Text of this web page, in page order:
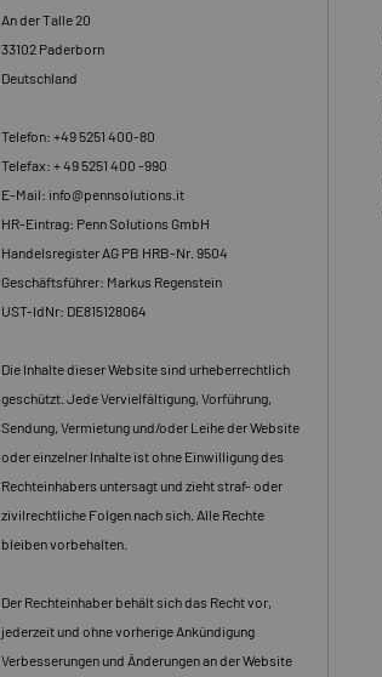
An der Talle 20
33102 Paderborn
Deutschland
Telefon: +49 5251 400-80
Telefax: + 49 5251 400 -990
E-Mail: info@pennsolutions.it
HR-Eintrag: Penn Solutions GmbH
Handelsregister AG PB HRB-Nr. 9504
Geschäftsführer: Markus Regenstein
UST-IdNr: DE815128064
Die Inhalte dieser Website sind urheberrechtlich
geschützt. Jede Vervielfältigung, Vorführung,
Sendung, Vermietung und/oder Leihe der Website
oder einzelner Inhalte ist ohne Einwilligung des
Rechteinhabers untersagt und zieht straf- oder
zivilrechtliche Folgen nach sich. Alle Rechte
bleiben vorbehalten.
Der Rechteinhaber behält sich das Recht vor,
jederzeit und ohne vorherige Ankündigung
Verbesserungen und Änderungen an der Website